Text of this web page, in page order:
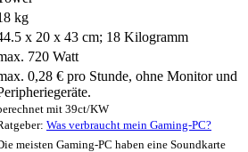
kg
x 20 x 43 cm; 18 Kilogramm
720 Watt
0,28 € pro Stunde, ohne Monitor und
mit 39ct/KW
Was verbraucht mein Gaming-PC?
meisten Gaming-PC haben eine Soundkarte